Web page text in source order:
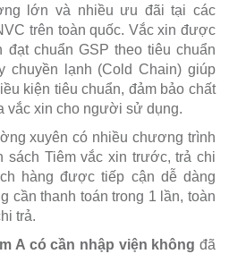
lớn và nhiều ưu đãi tại các
trên toàn quốc. Vắc xin được
đạt chuẩn GSP theo tiêu chuẩn
chuyền lạnh (Cold Chain) giúp
kiện tiêu chuẩn, đảm bảo chất
vắc xin cho người sử dụng.
xuyên có nhiều chương trình
sách Tiêm vắc xin trước, trả chi
hàng được tiếp cận dễ dàng
cần thanh toán trong 1 lần, toàn
trả.
A có cần nhập viện không đã